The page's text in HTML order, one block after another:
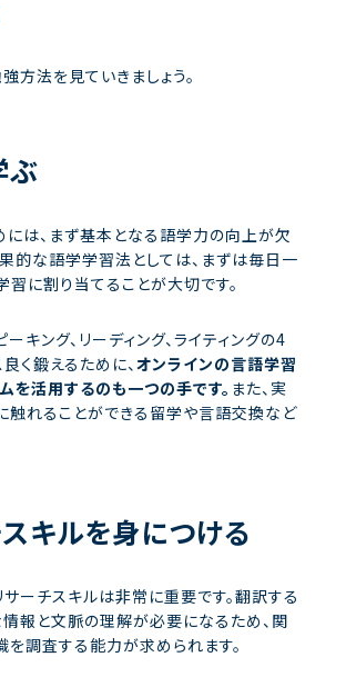
方法を見ていきましょう。
ぶ
は、まず基本となる語学力の向上が欠
的な語学学習法としては、まずは毎日一
に割り当てることが大切です。
ーキング、リーディング、ライティングの4
く鍛えるために、オンラインの言語学習
を活用するのも一つの手です。 また、実
触れることができる留学や言語交換など
キルを身につける
ーチスキルは非常に重要です。翻訳する
情報と文脈の理解が必要になるため、関
調査する能力が求められます。